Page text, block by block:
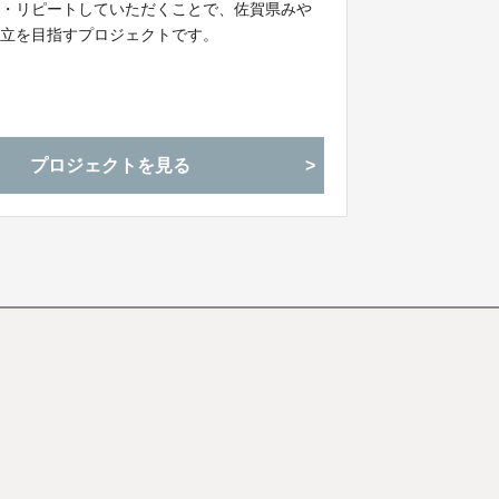
リピートしていただくことで、佐賀県みや
を目指すプロジェクトです。
プロジェクトを見る